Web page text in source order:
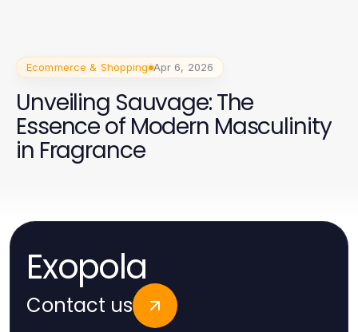
Ecommerce & Shopping Apr 6, 2026
Unveiling Sauvage: The
Essence of Modern Masculinity
in Fragrance
Exopola
Contact us